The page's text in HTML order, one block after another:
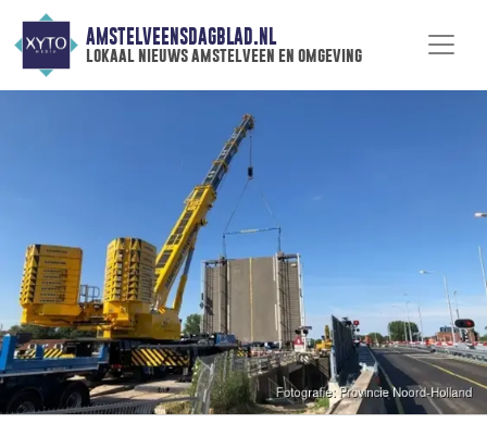
AMSTELVEENSDAGBLAD.NL
lokaal nieuws amstelveen en omgeving